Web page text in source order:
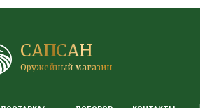
САПСАН
Оружейный магазин